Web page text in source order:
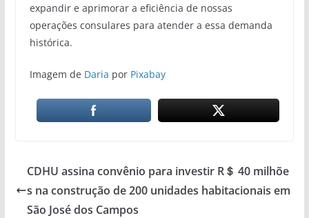
expandir e aprimorar a eficiência de nossas
operações consulares para atender a essa demanda
histórica.
Imagem de Daria por Pixabay
CDHU assina convênio para investir R＄ 40 milhõe
s na construção de 200 unidades habitacionais em
São José dos Campos